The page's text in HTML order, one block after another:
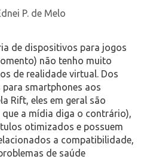
P. de Melo
de dispositivos para jogos
não tenho muito
de realidade virtual. Dos
smartphones aos
Rift, eles em geral são
a mídia diga o contrário),
otimizados e possuem
a compatibilidade,
de saúde